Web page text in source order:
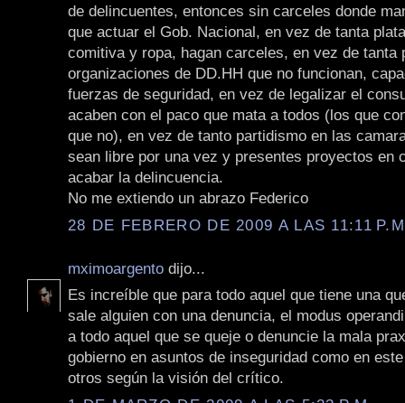
de delincuentes, entonces sin carceles donde
que actuar el Gob. Nacional, en vez de tanta
comitiva y ropa, hagan carceles, en vez de tanta
organizaciones de DD.HH que no funcionan,
fuerzas de seguridad, en vez de legalizar el
acaben con el paco que mata a todos (los que
que no), en vez de tanto partidismo en las
sean libre por una vez y presentes proyectos en
acabar la delincuencia.
No me extiendo un abrazo Federico
28 DE FEBRERO DE 2009 A LAS 11:11
mximoargento dijo...
Es increíble que para todo aquel que tiene una
sale alguien con una denuncia, el modus
a todo aquel que se queje o denuncie la mala
gobierno en asuntos de inseguridad como en
otros según la visión del crítico.